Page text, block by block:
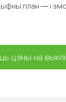
план — і
цэны на